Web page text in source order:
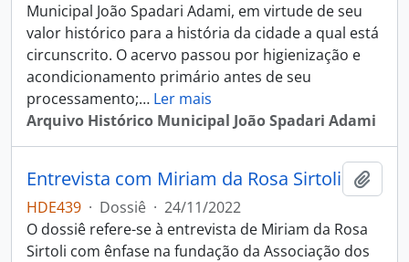
Municipal João Spadari Adami, em virtude de seu
valor histórico para a história da cidade a qual está
circunscrito. O acervo passou por higienização e
acondicionamento primário antes de seu
processamento;… Ler mais
Arquivo Histórico Municipal João Spadari Adami
Entrevista com Miriam da Rosa Sirtoli
HDE439 · Dossiê · 24/11/2022
O dossiê refere-se à entrevista de Miriam da Rosa
Sirtoli com ênfase na fundação da Associação dos